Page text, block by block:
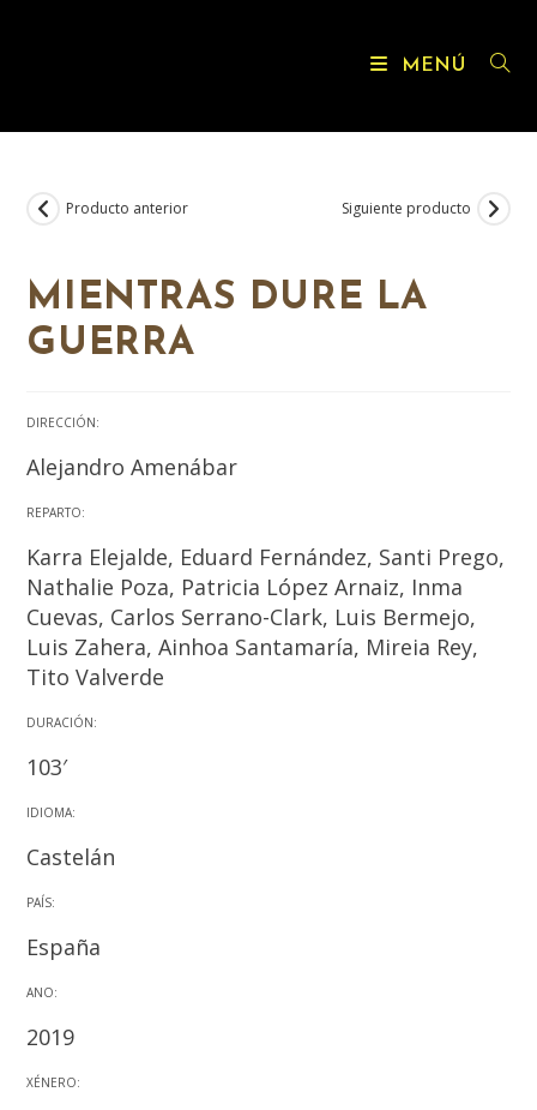
MENÚ
Producto anterior Siguiente producto
MIENTRAS DURE LA
GUERRA
DIRECCIÓN:
Alejandro Amenábar
REPARTO:
Karra Elejalde, Eduard Fernández, Santi Prego,
Nathalie Poza, Patricia López Arnaiz, Inma
Cuevas, Carlos Serrano-Clark, Luis Bermejo,
Luis Zahera, Ainhoa Santamaría, Mireia Rey,
Tito Valverde
DURACIÓN:
103′
IDIOMA:
Castelán
PAÍS:
España
ANO:
2019
XÉNERO: